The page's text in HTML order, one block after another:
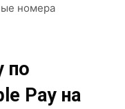
номера
по
Pay на